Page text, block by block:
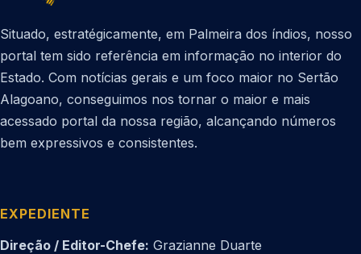
Situado, estratégicamente, em Palmeira dos índios, nosso
portal tem sido referência em informação no interior do
Estado. Com notícias gerais e um foco maior no Sertão
Alagoano, conseguimos nos tornar o maior e mais
acessado portal da nossa região, alcançando números
bem expressivos e consistentes.
EXPEDIENTE
Direção / Editor-Chefe: Grazianne Duarte